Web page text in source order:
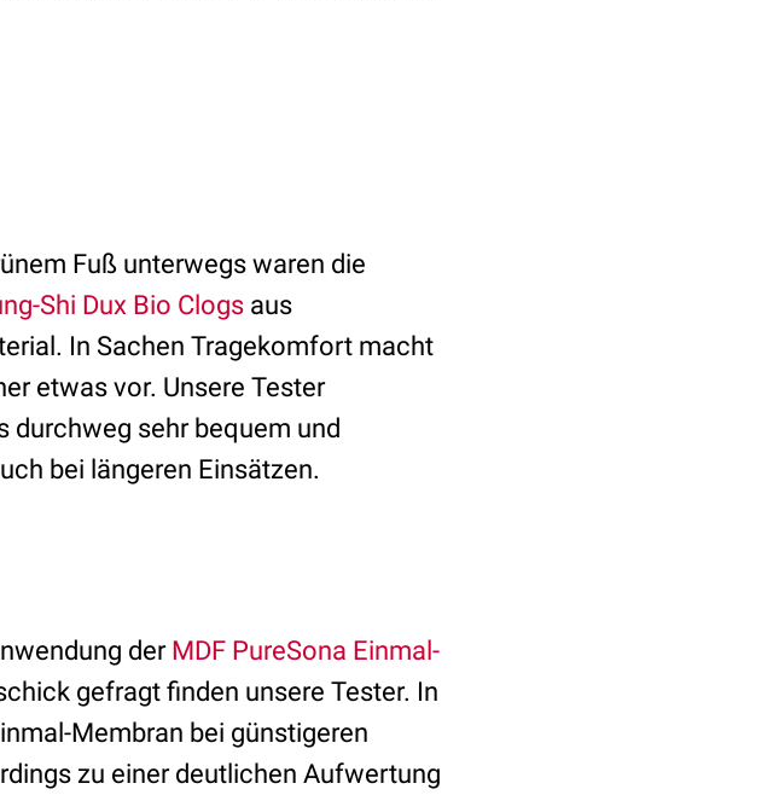
Fuß unterwegs waren die
Shi Dux Bio Clogs aus
In Sachen Tragekomfort macht
etwas vor. Unsere Tester
durchweg sehr bequem und
bei längeren Einsätzen.
der MDF PureSona Einmal-
gefragt finden unsere Tester. In
Membran bei günstigeren
zu einer deutlichen Aufwertung